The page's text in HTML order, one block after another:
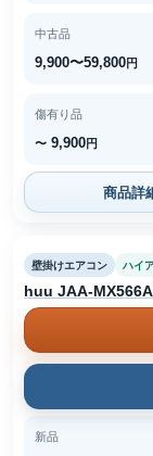
中古品
9,900〜59,800円
傷有り品
〜 9,900円
商品詳
壁掛けエアコン ハイ
huu JAA-
新品